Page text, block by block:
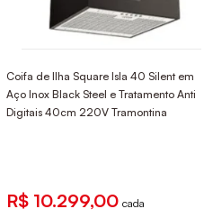
Coifa de Ilha Square Isla 40 Silent em
Aço Inox Black Steel e Tratamento Anti
Digitais 40cm 220V Tramontina
R$ 10.299,00 cada